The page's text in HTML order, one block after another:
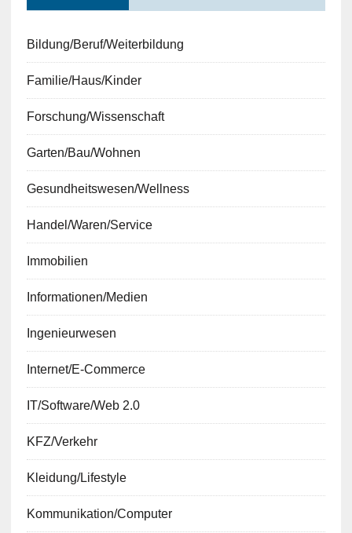
Bildung/Beruf/Weiterbildung
Familie/Haus/Kinder
Forschung/Wissenschaft
Garten/Bau/Wohnen
Gesundheitswesen/Wellness
Handel/Waren/Service
Immobilien
Informationen/Medien
Ingenieurwesen
Internet/E-Commerce
IT/Software/Web 2.0
KFZ/Verkehr
Kleidung/Lifestyle
Kommunikation/Computer